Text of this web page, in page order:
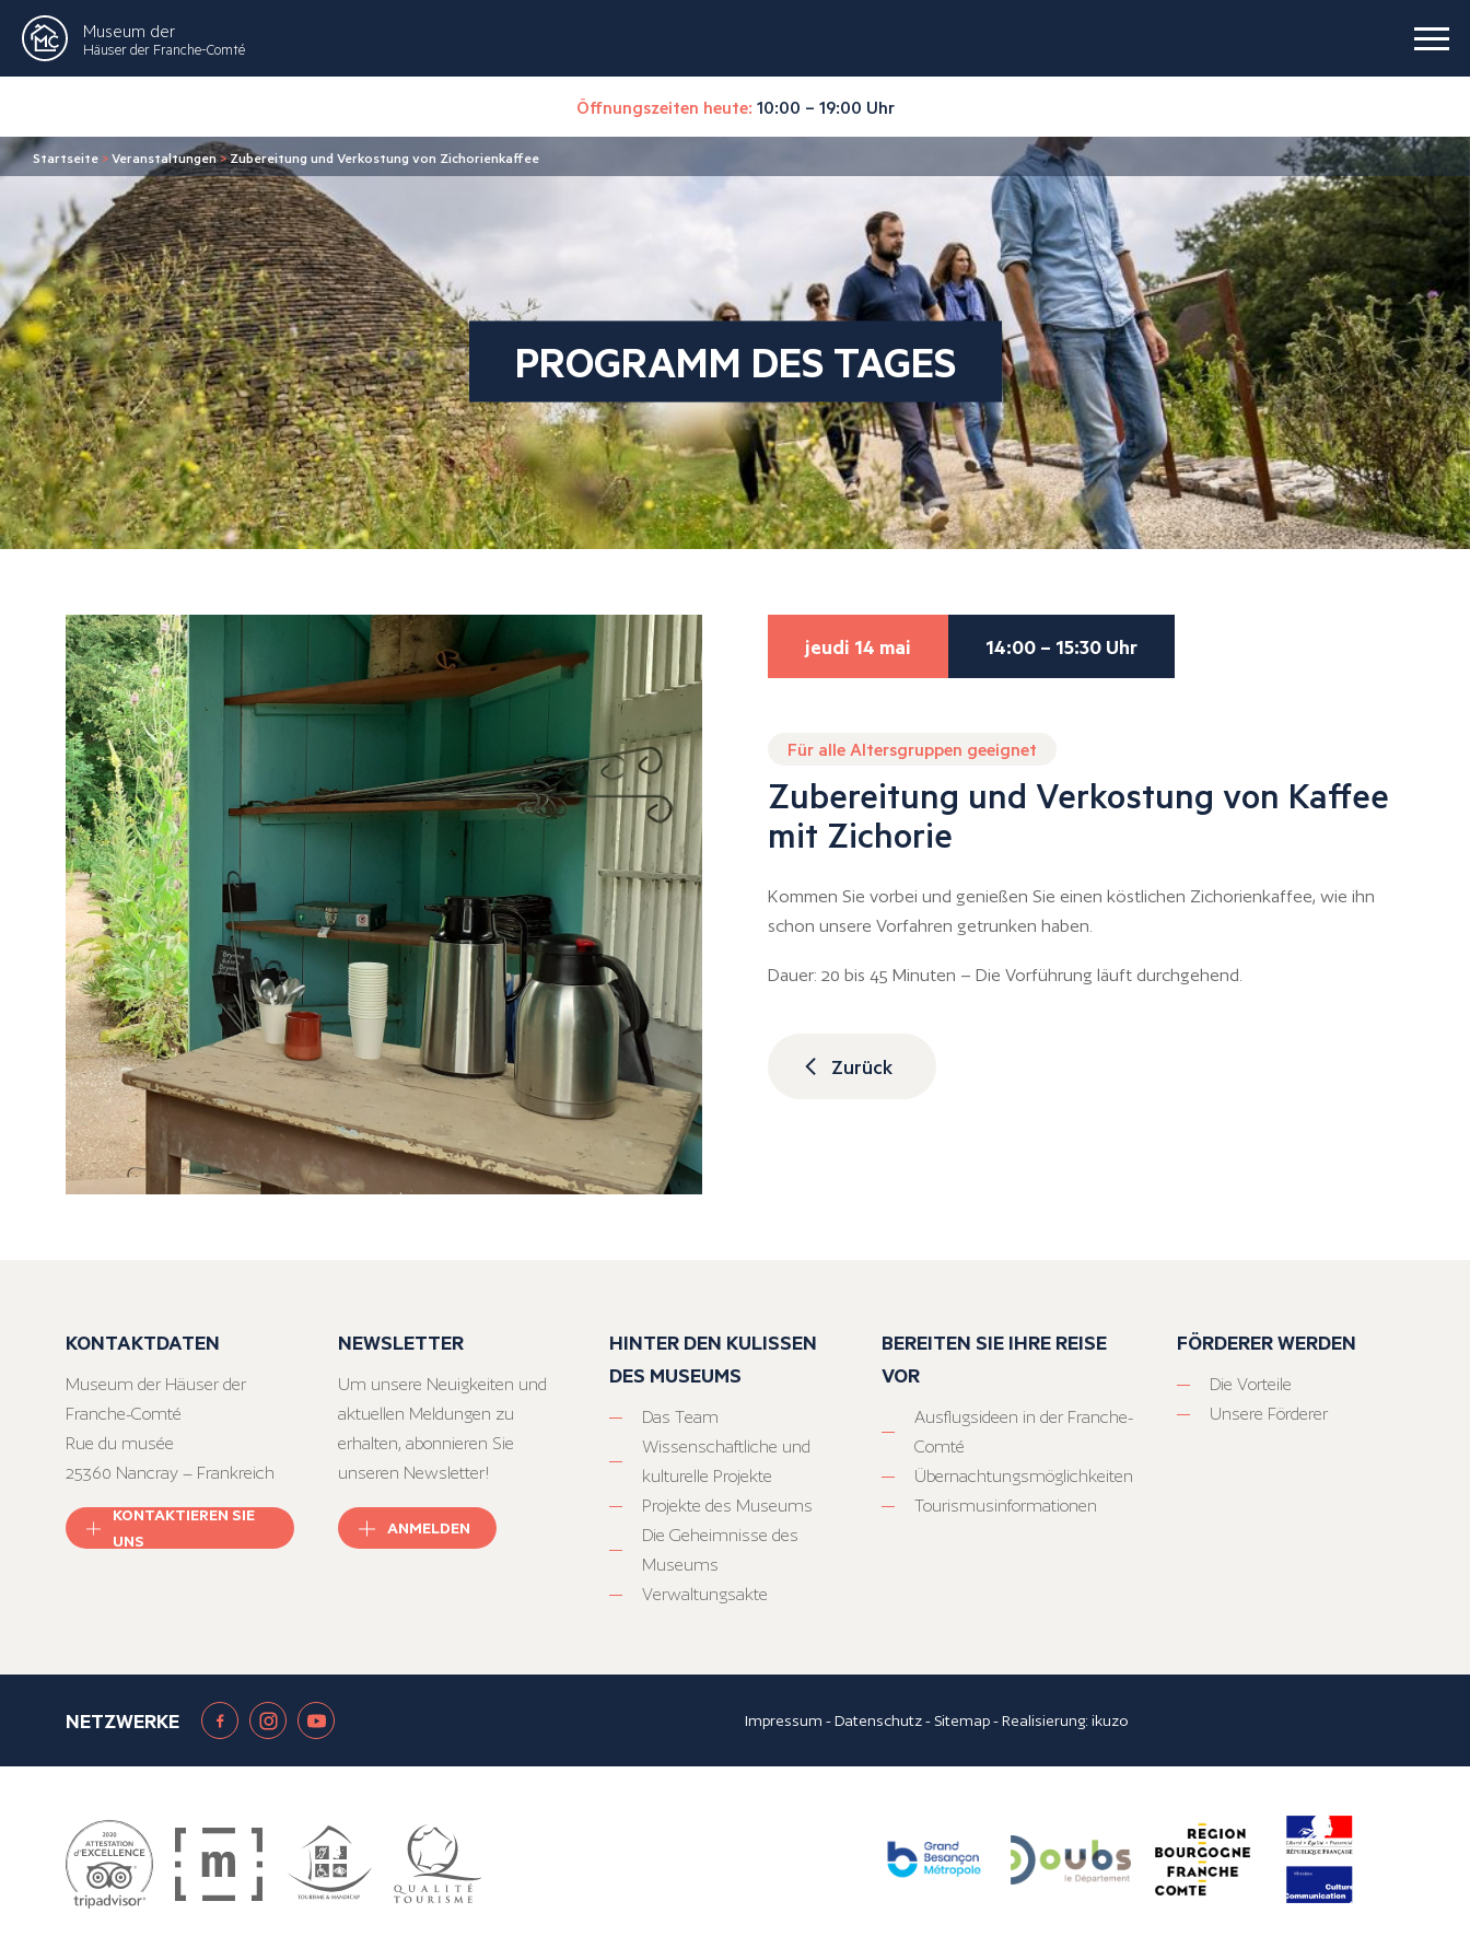
Museum der
Häuser der Franche-Comté
Öffnungszeiten heute: 10:00 – 19:00 Uhr
Startseite >Veranstaltungen>Zubereitung und Verkostung von Zichorienkaffee
PROGRAMM DES TAGES
jeudi 14 mai 14:00 – 15:30 Uhr
Für alle Altersgruppen geeignet
Zubereitung und Verkostung von Kaffee
mit Zichorie
Kommen Sie vorbei und genießen Sie einen köstlichen Zichorienkaffee, wie ihn
schon unsere Vorfahren getrunken haben.
Dauer: 20 bis 45 Minuten – Die Vorführung läuft durchgehend.
Zurück
KONTAKTDATEN
Museum der Häuser der
Franche-Comté
Rue du musée
25360 Nancray – Frankreich
KONTAKTIEREN SIE
UNS
NEWSLETTER
Um unsere Neuigkeiten und
aktuellen Meldungen zu
erhalten, abonnieren Sie
unseren Newsletter!
ANMELDEN
HINTER DEN KULISSEN
DES MUSEUMS
Das Team
Wissenschaftliche und
kulturelle Projekte
Projekte des Museums
Die Geheimnisse des
Museums
Verwaltungsakte
BEREITEN SIE IHRE REISE
VOR
Ausflugsideen in der Franche-
Comté
Übernachtungsmöglichkeiten
Tourismusinformationen
FÖRDERER WERDEN
Die Vorteile
Unsere Förderer
NETZWERKE Impressum -Datenschutz- Sitemap- Realisierung:ikuzo